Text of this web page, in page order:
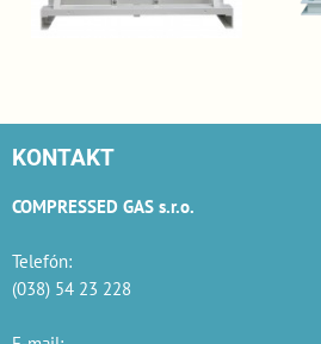
KONTAKT
COMPRESSED GAS s.r.o.
Telefón:
(038) 54 23 228